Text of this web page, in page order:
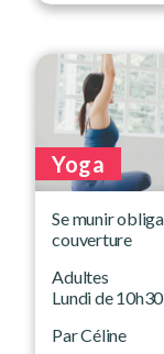
Yoga
Se munir
couverture
Adultes
Lundi de
Par Céline